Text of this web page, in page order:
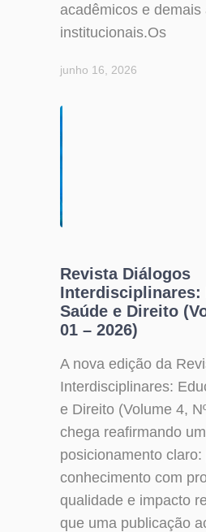
acadêmicos e demais
institucionais.Os
junho 16, 2026
Revista Diálogos
Interdisciplinares:
Saúde e Direito
01 – 2026)
A nova edição da
Interdisciplinares:
e Direito (Volume 4,
chega reafirmando um
posicionamento
conhecimento com
qualidade e impacto
que uma publicação